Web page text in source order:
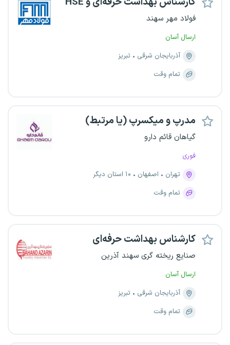
فولاد مهر سهند
ارسال آسان
آذربایجان شرقی
تبریز
تمام وقت
مدرپ و میکسرپ (یا مرتبط)
گیاهان قائم دارو
فوری
تهران
اصفهان
۱۰ استان دیگر
تمام وقت
کارشناس بهداشت حرفه‌ای
صنایع ریخته گری سهند آذرین
ارسال آسان
آذربایجان شرقی
تبریز
تمام وقت